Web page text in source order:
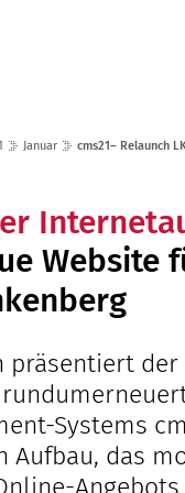
Januar cms21– Relaunch
Website
präsentiert
Systems
das